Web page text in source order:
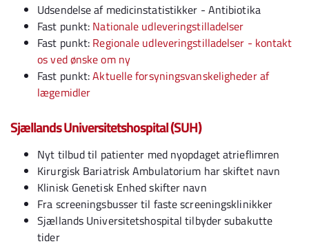
Udsendelse af medicinstatistikker - Antibiotika
Fast punkt: Nationale udleveringstilladelser
Fast punkt: Regionale udleveringstilladelser - kontakt
os ved ønske om ny
Fast punkt:Aktuelle forsyningsvanskeligheder af
lægemidler
Sjællands Universitetshospital (SUH)
Nyt tilbud til patienter med nyopdaget atrieflimren
Kirurgisk Bariatrisk Ambulatorium har skiftet navn
Klinisk Genetisk Enhed skifter navn
Fra screeningsbusser til faste screeningsklinikker
Sjællands Universitetshospital tilbyder subakutte
tider